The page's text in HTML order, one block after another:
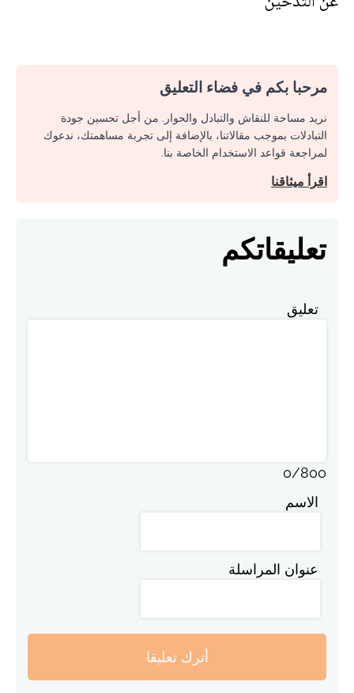
مرحبا بكم في فضاء التعليق
نريد مساحة للنقاش والتبادل والحوار. من أجل تحسين جودة
التبادلات بموجب مقالاتنا، بالإضافة إلى تجربة مساهمتك، ندعوك
لمراجعة قواعد الاستخدام الخاصة بنا.
اقرأ ميثاقنا
تعليقاتكم
تعليق
0/800
الاسم
عنوان المراسلة
أترك تعليقا